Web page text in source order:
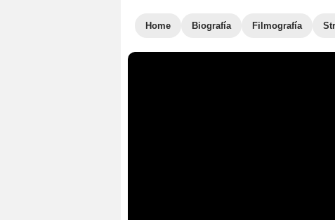
Home Biografía Filmografía